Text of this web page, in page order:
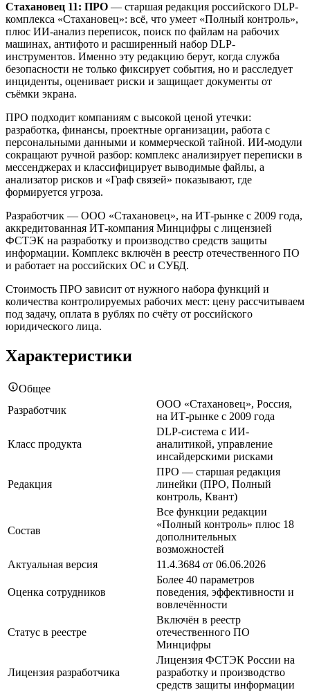
Стахановец 11: ПРО — старшая редакция российского DLP-
комплекса «Стахановец»: всё, что умеет «Полный контроль»,
плюс ИИ-анализ переписок, поиск по файлам на рабочих
машинах, антифото и расширенный набор DLP-
инструментов. Именно эту редакцию берут, когда служба
безопасности не только фиксирует события, но и расследует
инциденты, оценивает риски и защищает документы от
съёмки экрана.
ПРО подходит компаниям с высокой ценой утечки:
разработка, финансы, проектные организации, работа с
персональными данными и коммерческой тайной. ИИ-модули
сокращают ручной разбор: комплекс анализирует переписки в
мессенджерах и классифицирует выводимые файлы, а
анализатор рисков и «Граф связей» показывают, где
формируется угроза.
Разработчик — ООО «Стахановец», на ИТ-рынке с 2009 года,
аккредитованная ИТ-компания Минцифры с лицензией
ФСТЭК на разработку и производство средств защиты
информации. Комплекс включён в реестр отечественного ПО
и работает на российских ОС и СУБД.
Стоимость ПРО зависит от нужного набора функций и
количества контролируемых рабочих мест: цену рассчитываем
под задачу, оплата в рублях по счёту от российского
юридического лица.
Характеристики
Общее
Разработчик
ООО «Стахановец», Россия,
на ИТ-рынке с 2009 года
Класс продукта
DLP-система с ИИ-
аналитикой, управление
инсайдерскими рисками
Редакция
ПРО — старшая редакция
линейки (ПРО, Полный
контроль, Квант)
Состав
Все функции редакции
«Полный контроль» плюс 18
дополнительных
возможностей
Актуальная версия
11.4.3684 от 06.06.2026
Оценка сотрудников
Более 40 параметров
поведения, эффективности и
вовлечённости
Статус в реестре
Включён в реестр
отечественного ПО
Минцифры
Лицензия разработчика
Лицензия ФСТЭК России на
разработку и производство
средств защиты информации